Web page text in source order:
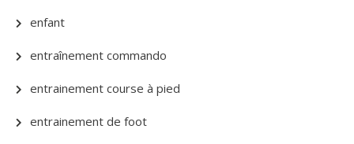
enfant
entraînement commando
entrainement course à pied
entrainement de foot